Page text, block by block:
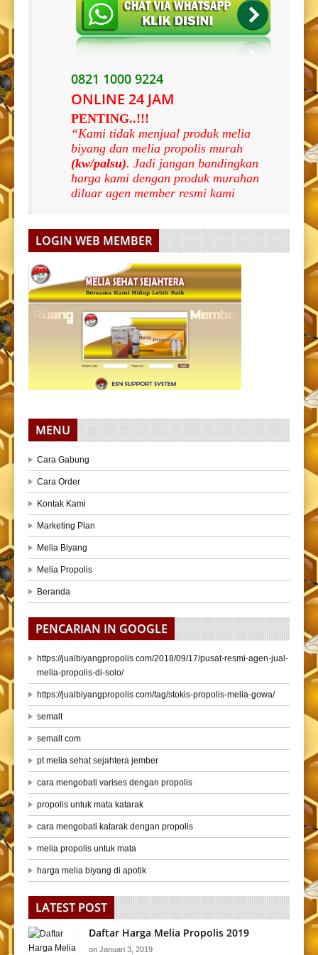
0821 1000 9224
ONLINE 24 JAM
PENTING..!!!
“Kami tidak menjual produk melia
biyang dan melia propolis murah
(kw/palsu). Jadi jangan bandingkan
harga kami dengan produk murahan
diluar agen member resmi kami
LOGIN WEB MEMBER
MENU
Cara Gabung
Cara Order
Kontak Kami
Marketing Plan
Melia Biyang
Melia Propolis
Beranda
PENCARIAN IN GOOGLE
https://jualbiyangpropolis com/2018/09/17/pusat-resmi-agen-jual-
melia-propolis-di-solo/
https://jualbiyangpropolis com/tag/stokis-propolis-melia-gowa/
semalt
semalt com
pt melia sehat sejahtera jember
cara mengobati varises dengan propolis
propolis untuk mata katarak
cara mengobati katarak dengan propolis
melia propolis untuk mata
harga melia biyang di apotik
LATEST POST
Daftar Harga Melia Propolis 2019
on Januari 3, 2019